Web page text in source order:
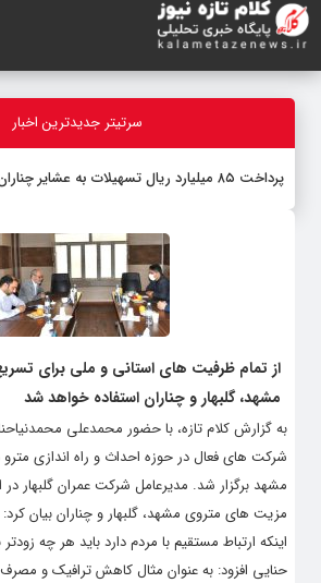
سرتیتر جدیدترین اخبار
پرداخت ۸۵ میلیارد ریال تسهیلات به عشایر چناران
از تمام ظرفیت های استانی و ملی برای
مشهد، گلبهار و چناران استفاده خواهد شد
به گزارش کلام تازه، با حضور محمدعلی
شرکت های فعال در حوزه احداث و راه اندازی
مشهد برگزار شد. مدیرعامل شرکت عمران گلبهار در
مزیت های متروی مشهد، گلبهار و چناران بیان کرد:
اینکه ارتباط مستقیم با مردم دارد باید هر چه
حنایی افزود: به عنوان مثال کاهش ترافیک و